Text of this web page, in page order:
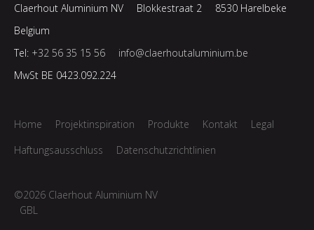
Claerhout Aluminium NV Blokkestraat 2
8530 Harelbeke
Belgium
Tel: +32 56 35 15 56
info@claerhoutaluminium.be
MwSt BE 0423.092.224
Home Projektinspiration Produkte Kontakt
Legal
Haftungsausschluss
Datenschutzrichtlinien
©2026 Claerhout Aluminium NV
GBL